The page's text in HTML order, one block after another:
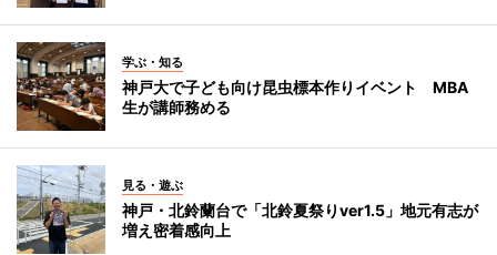
学ぶ・知る
神戸大で子ども向け昆虫標本作りイベント MBA
生が講師務める
見る・遊ぶ
神戸・北鈴蘭台で「北鈴夏祭りver1.5」地元有志が
増え密着感向上